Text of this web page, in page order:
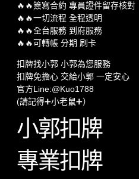
🔥🔥簽寫合約 專員證件留存核對
🔥🔥一切流程 全程透明
🔥🔥全台服務 到府服務
🔥🔥可轉帳 分期 刷卡
扣牌找小郭 小郭為您服務
扣牌免擔心 交給小郭 一定安心
官方Line:@Kuo1788
(請記得➕小老鼠➕）
小郭扣牌
專業扣牌